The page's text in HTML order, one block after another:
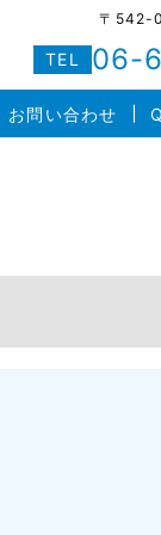
お問い合わせ
〒542-
TEL 06-